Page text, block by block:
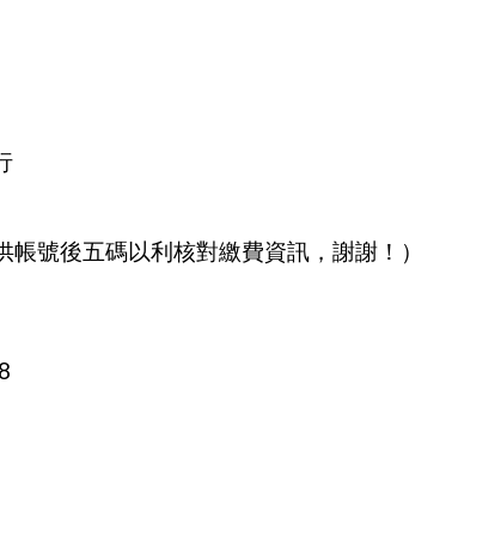
帳號後五碼以利核對繳費資訊，謝謝！）